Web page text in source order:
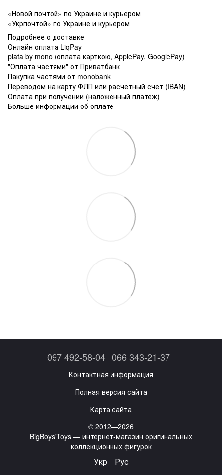
«Новой почтой» по Украине и курьером
«Укрпочтой» по Украине и курьером
Подробнее о доставке
Онлайн оплата LiqPay
plata by mono (оплата карткою, ApplePay, GooglePay)
"Оплата частями" от Приватбанк
Пакупка частями от monobank
Переводом на карту ФЛП или расчетный счет (IBAN)
Оплата при получении (наложенный платеж)
Больше информации об оплате
097 492-58-04 066 343-21-37
Контактная информация
Полная версия сайта
Карта сайта
© 2012—2026
BigBoys'Toys — интернет-магазин оригинальных
коллекционных фигурок
Укр Рус